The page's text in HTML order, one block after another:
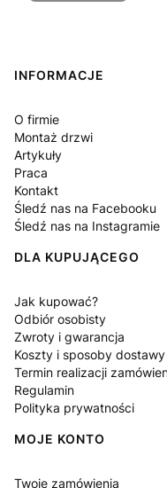
Linki w stopce
INFORMACJE
O firmie
Montaż drzwi
Artykuły
Praca
Kontakt
Śledź nas na Facebooku
Śledź nas na Instagramie
DLA KUPUJĄCEGO
Jak kupować?
Odbiór osobisty
Zwroty i gwarancja
Koszty i sposoby dostawy
Termin realizacji
Regulamin
Polityka prywatności
MOJE KONTO
Twoje zamówienia